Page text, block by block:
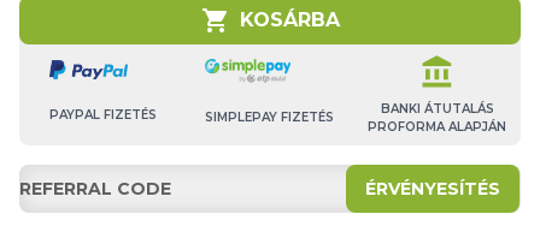
shopping_cart KOSÁRBA
PAYPAL FIZETÉS SIMPLEPAY FIZETÉS
account_balance
BANKI ÁTUTALÁS
PROFORMA ALAPJÁN
ÉRVÉNYESÍTÉS